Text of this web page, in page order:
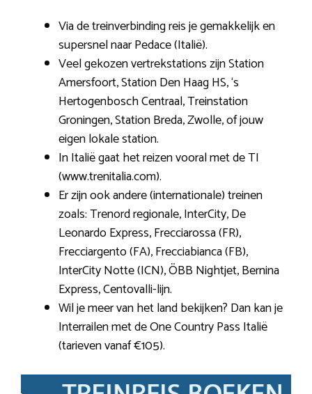
Via de treinverbinding reis je gemakkelijk en
supersnel naar Pedace (Italië).
Veel gekozen vertrekstations zijn Station
Amersfoort, Station Den Haag HS, ‘s
Hertogenbosch Centraal, Treinstation
Groningen, Station Breda, Zwolle, of jouw
eigen lokale station.
In Italië gaat het reizen vooral met de TI
(www.trenitalia.com).
Er zijn ook andere (internationale) treinen
zoals: Trenord regionale, InterCity, De
Leonardo Express, Frecciarossa (FR),
Frecciargento (FA), Frecciabianca (FB),
InterCity Notte (ICN), ÖBB Nightjet, Bernina
Express, Centovalli-lijn.
Wil je meer van het land bekijken? Dan kan je
Interrailen met de One Country Pass Italië
(tarieven vanaf €105).